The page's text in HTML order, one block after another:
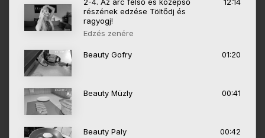
részének edzése Töltődj és
ragyogj!
Edzés zenére
Beauty Gofry 01:20
Beauty Müzly 00:41
Beauty Paly 00:42